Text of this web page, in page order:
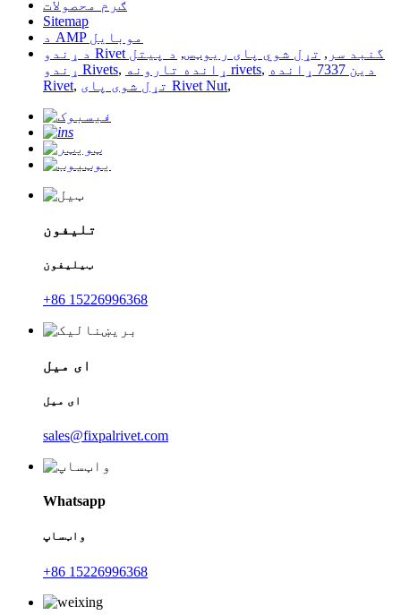
ګرم محصولات
Sitemap
د AMP موبایل
د ړندو Rivet گنبد سر , تړل شوي پای ریوټس, د پیتل
ړندو Rivets, ړانده تارونه rivets, دین 7337 ړانده
Rivet, تړل شوی پای Rivet Nut,
تلیفون
ټیلیفون
+86 15226996368
ای میل
ای میل
sales@fixpalrivet.com
Whatsapp
واټساپ
+86 15226996368